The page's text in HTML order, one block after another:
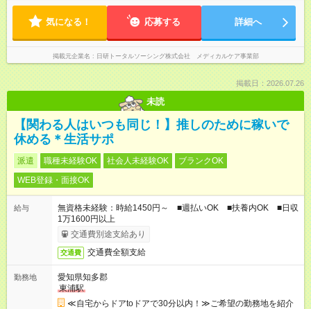
気になる！ 応募する 詳細へ
掲載元企業名 日研トータルソーシング株式会社 メディカルケア事業部
掲載日：2026.07.26
未読
【関わる人はいつも同じ！】推しのために稼いで
休める＊生活サポ
派遣 職種未経験OK 社会人未経験OK
ブランクOK
WEB登録・面接OK
給与
無資格未経験：時給1450円～ ■週払いOK ■扶養内OK ■日収
1万1600円以上
交通費別途支給あり
交通費 交通費全額支給
勤務地
愛知県知多郡
東浦駅
≪自宅からドアtoドアで30分以内！≫ご希望の勤務地を紹介